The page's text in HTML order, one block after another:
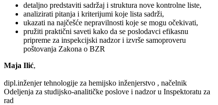
detaljno predstaviti sadržaj i struktura nove kontrolne liste,
analizirati pitanja i kriterijumi koje lista sadrži,
ukazati na najčešće nepravilnosti koje se mogu očekivati,
pružiti praktični saveti kako da se poslodavci efikasnu
pripreme za inspekcijski nadzor i izvrše samoproveru
poštovanja Zakona o BZR
Maja Ilić,
dipl.inženjer tehnologije za hemijsko inženjerstvo , načelnik
Odeljenja za studijsko-analitičke poslove i nadzor u Inspektoratu za
rad